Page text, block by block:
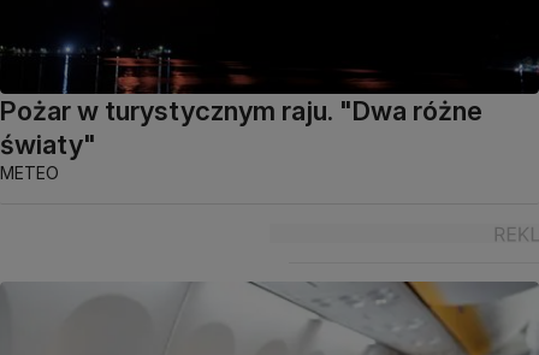
Pożar w turystycznym raju. "Dwa różne
światy"
METEO